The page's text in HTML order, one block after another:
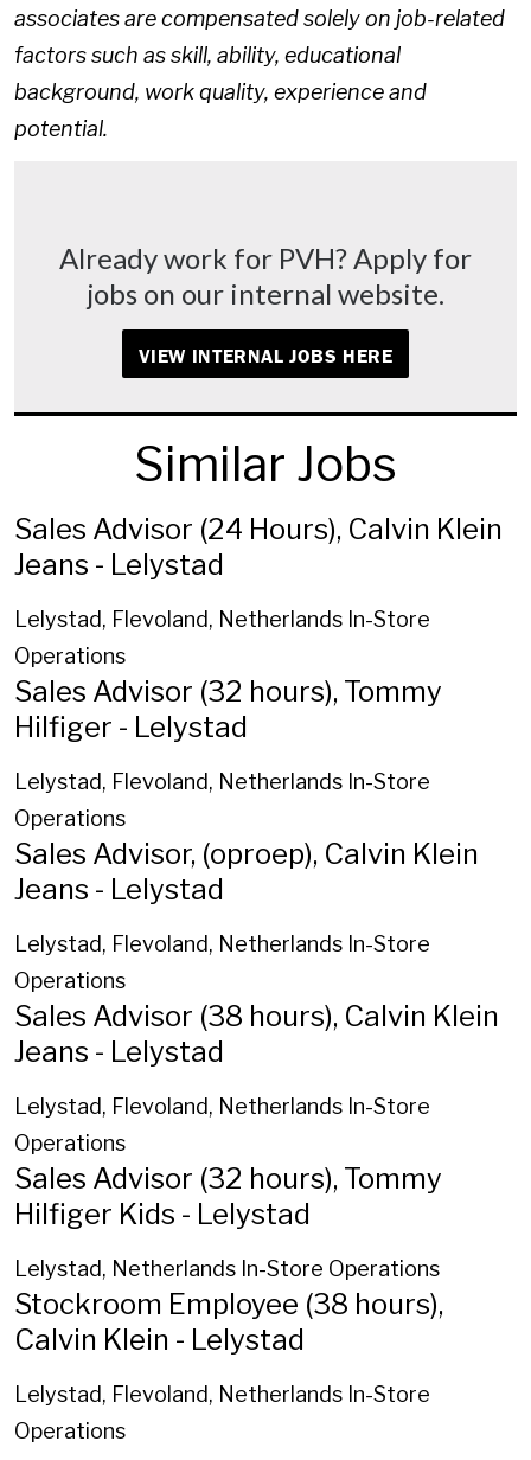
associates are compensated solely on job-related
factors such as skill, ability, educational
background, work quality, experience and
potential.
Already work for PVH? Apply for
jobs on our internal website.
VIEW INTERNAL JOBS HERE
Similar Jobs
Sales Advisor (24 Hours), Calvin Klein
Jeans - Lelystad
Lelystad, Flevoland, Netherlands In-Store
Operations
Sales Advisor (32 hours), Tommy
Hilfiger - Lelystad
Lelystad, Flevoland, Netherlands In-Store
Operations
Sales Advisor, (oproep), Calvin Klein
Jeans - Lelystad
Lelystad, Flevoland, Netherlands In-Store
Operations
Sales Advisor (38 hours), Calvin Klein
Jeans - Lelystad
Lelystad, Flevoland, Netherlands In-Store
Operations
Sales Advisor (32 hours), Tommy
Hilfiger Kids - Lelystad
Lelystad, Netherlands In-Store Operations
Stockroom Employee (38 hours),
Calvin Klein - Lelystad
Lelystad, Flevoland, Netherlands In-Store
Operations